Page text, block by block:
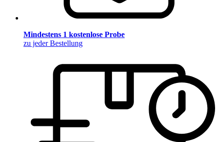
Mindestens 1 kostenlose Probe
zu jeder Bestellung